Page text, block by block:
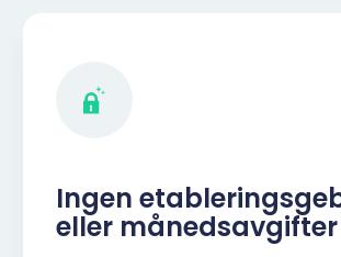
Ingen
eller månedsavgifter